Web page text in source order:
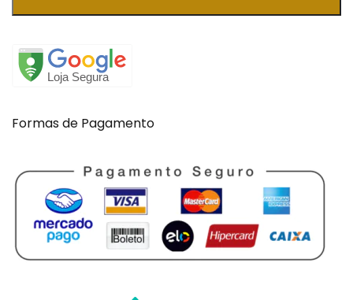
Formas de Pagamento